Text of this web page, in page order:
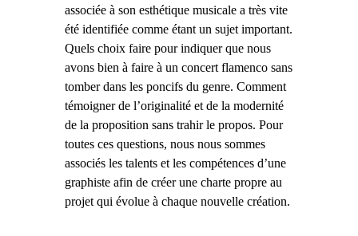
associée à son esthétique musicale a très vite
été identifiée comme étant un sujet important.
Quels choix faire pour indiquer que nous
avons bien à faire à un concert flamenco sans
tomber dans les poncifs du genre. Comment
témoigner de l’originalité et de la modernité
de la proposition sans trahir le propos. Pour
toutes ces questions, nous nous sommes
associés les talents et les compétences d’une
graphiste afin de créer une charte propre au
projet qui évolue à chaque nouvelle création.